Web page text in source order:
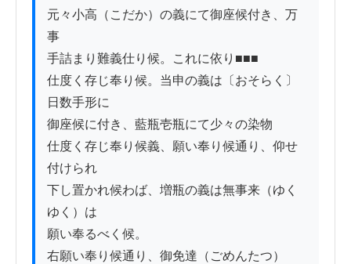
元々小高（こだか）の義にて御座候付き、万
事
手詰まり難義仕り候。これに依り■■■
仕度く存じ奉り候。当申の義は〔おそらく〕
日数手形に
御座候に付き、藍瓶壱瓶にて少々の染物
仕度く存じ奉り候義、願い奉り候通り、仰せ
付けられ
下し置かれ候わば、増瓶の義は無事来（ゆく
ゆく）は
願い奉るべく候。
右願い奉り候通り、御免達（ごめんたつ）